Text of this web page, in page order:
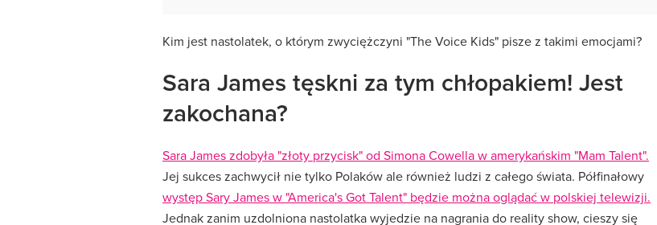
Kim jest nastolatek, o którym zwyciężczyni "The Voice Kids" pisze z takimi emocjami?
Sara James tęskni za tym chłopakiem! Jest
zakochana?
Sara James zdobyła "złoty przycisk" od Simona Cowella w amerykańskim "Mam Talent".
Jej sukces zachwycił nie tylko Polaków ale również ludzi z całego świata. Półfinałowy
występ Sary James w "America's Got Talent" będzie można oglądać w polskiej telewizji.
Jednak zanim uzdolniona nastolatka wyjedzie na nagrania do reality show, cieszy się